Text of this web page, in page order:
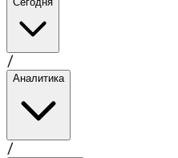
/
Аналитика
/